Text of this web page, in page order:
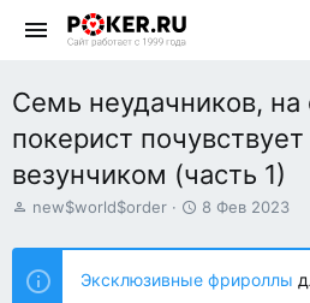
Семь неудачников,
покерист почувствует
везунчиком (часть 1)
А
т
о
р
new$world$order
Д
т
н
8 Фев 2023
Эксклюзивные фрироллы